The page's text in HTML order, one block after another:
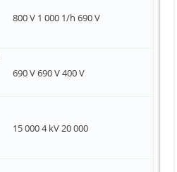
800 V 1 000 1/h 690 V
690 V 690 V 400 V
15 000 4 kV 20 000